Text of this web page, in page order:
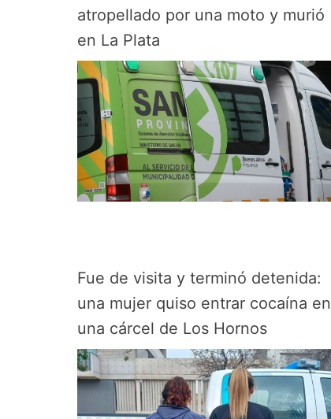
atropellado por una moto y murió
en La Plata
Fue de visita y terminó detenida:
una mujer quiso entrar cocaína en
una cárcel de Los Hornos